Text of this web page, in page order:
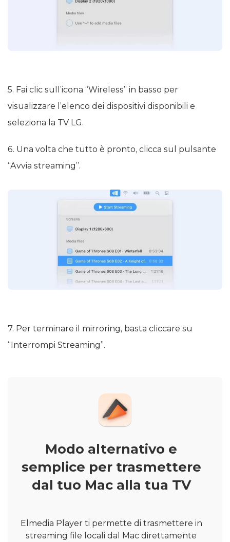
5. Fai clic sull’icona “Wireless” in basso per
visualizzare l’elenco dei dispositivi disponibili e
seleziona la TV LG.
6. Una volta che tutto è pronto, clicca sul pulsante
“Avvia streaming”.
7. Per terminare il mirroring, basta cliccare su
“Interrompi Streaming”.
Modo alternativo e
semplice per trasmettere
dal tuo Mac alla tua TV
Elmedia Player ti permette di trasmettere in
streaming file locali dal Mac direttamente